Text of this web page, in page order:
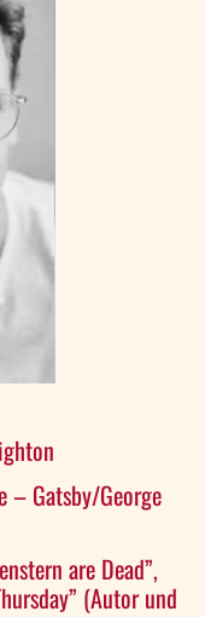
– Gatsby/George
are Dead”,
(Autor und